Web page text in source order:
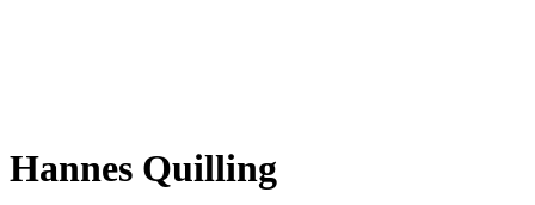
Hannes Quilling